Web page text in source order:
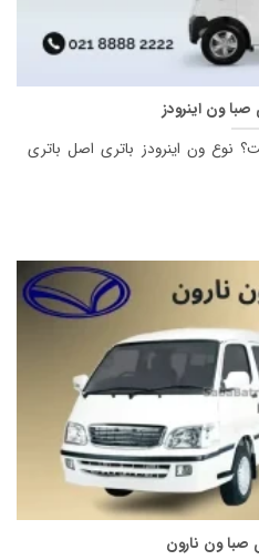
ون اینرودز
نوع ون اینرودز باتری اصل باتری
صبا ون نارون